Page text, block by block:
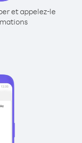
et appelez-le